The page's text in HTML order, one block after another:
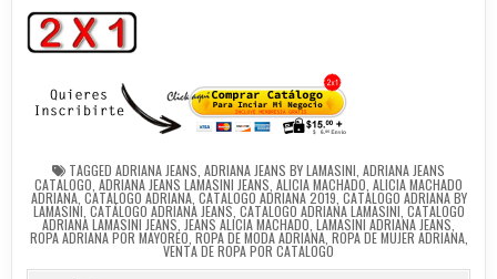
TAGGED ADRIANA JEANS ADRIANA JEANS BY LAMASINI ADRIANA JEANS
CATALOGO ADRIANA JEANS LAMASINI JEANS ALICIA MACHADO ALICIA MACHADO
ADRIANA, CATALOGO ADRIANA, CATALOGO ADRIANA 2019 CATALOGO ADRIANA BY
LAMASINI CATÁLOGO ADRIANA JEANS CATALOGO ADRIANA LAMASINI CATALOGO
ADRIANA LAMASINI JEANS JEANS ALICIA MACHADO LAMASINI ADRIANA JEANS
ROPA ADRIANA POR MAYOREO ROPA DE MODA ADRIANA, ROPA DE MUJER ADRIANA,
VENTA DE ROPA POR CATALOGO